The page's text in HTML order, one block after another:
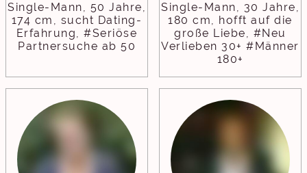
Single-Mann, 50 Jahre,
174 cm, sucht Dating-
Erfahrung, #Seriöse
Partnersuche ab 50
Single-Mann, 30 Jahre,
180 cm, hofft auf die
große Liebe, #Neu
Verlieben 30+ #Männer
180+